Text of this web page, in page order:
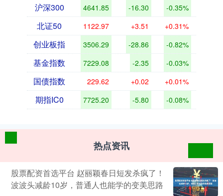
沪深300 4641.85 -16.30 -0.35%
北证50 1122.97 +3.51 +0.31%
创业板指 3506.29 -28.86 -0.82%
基金指数 7229.08 -2.35 -0.03%
国债指数 229.62 +0.02 +0.01%
期指IC0 7725.20 -5.80 -0.08%
热点资讯
股票配资首选平台 赵丽颖春日短发杀疯了！
波波头减龄10岁，普通人也能学的变美思路